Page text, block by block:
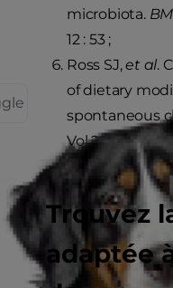
Trouvez
adaptée
microbiota.
12 : 53 ;
Ross SJ,et al.
of dietary
spontaneous
Vol 229, No. 6,
Jacob Fet al.
modification
chronic renal
Apr 15 ; 220(8) :